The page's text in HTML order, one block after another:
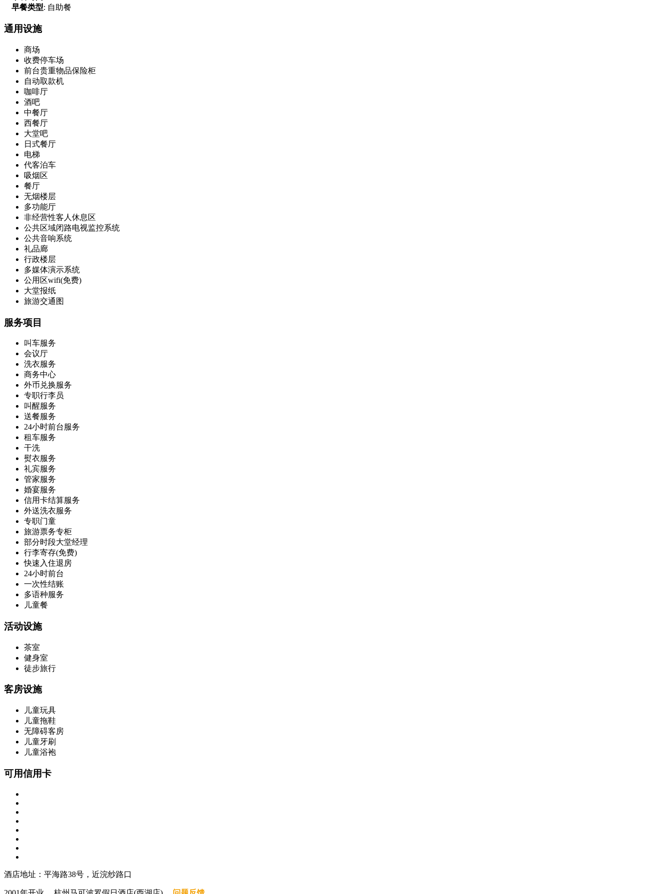
早餐类型: 自助餐
通用设施
商场
收费停车场
前台贵重物品保险柜
自动取款机
咖啡厅
酒吧
中餐厅
西餐厅
大堂吧
日式餐厅
电梯
代客泊车
吸烟区
餐厅
无烟楼层
多功能厅
非经营性客人休息区
公共区域闭路电视监控系统
公共音响系统
礼品廊
行政楼层
多媒体演示系统
公用区wifi(免费)
大堂报纸
旅游交通图
服务项目
叫车服务
会议厅
洗衣服务
商务中心
外币兑换服务
专职行李员
叫醒服务
送餐服务
24小时前台服务
租车服务
干洗
熨衣服务
礼宾服务
管家服务
婚宴服务
信用卡结算服务
外送洗衣服务
专职门童
旅游票务专柜
部分时段大堂经理
行李寄存(免费)
快速入住退房
24小时前台
一次性结账
多语种服务
儿童餐
活动设施
茶室
健身室
徒步旅行
客房设施
儿童玩具
儿童拖鞋
无障碍客房
儿童牙刷
儿童浴袍
可用信用卡
酒店地址：平海路38号，近浣纱路口